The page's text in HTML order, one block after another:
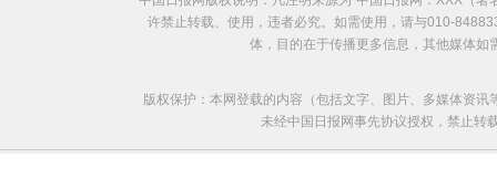
许禁止转载、使用，违者必究。如需使用，请与010-
体，目的在于传播更多信息，其他媒体
版权保护：本网登载的内容（包括文字、图片、多媒体资
未经中国日报网事先协议授权，禁止转